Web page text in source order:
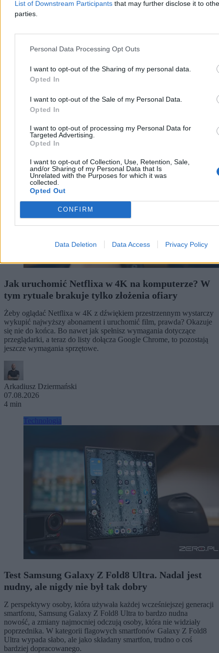
List of Downstream Participants that may further disclose it to
parties.
Personal Data Processing Opt Outs
I want to opt-out of the Sharing of my personal data.
Opted In
I want to opt-out of the Sale of my Personal Data.
Opted In
I want to opt-out of processing my Personal Data for
Targeted Advertising.
Opted In
I want to opt-out of Collection, Use, Retention, Sale,
and/or Sharing of my Personal Data that Is
Unrelated with the Purposes for which it was
collected.
Opted Out
CONFIRM
Data Deletion Data Access Privacy Policy
Technologia
Jak uruchomić Netflixa w 4K na komputerze? W
tym rytuale brakuje tylko złożenia ofiary
Żeby oglądać Netflixa w 4K z dźwiękiem przestrzennym wystarczy
wykupić najwyższy abonament i uruchomić film, prawda? Okazuje
się nie do końca. Bo nawet jak spełnisz wymagania dotyczące
przeglądarki, a teraz do listy dołącza Google Chrome, to pozostają
jeszcze wymagania sprzętowe.
Arkadiusz Dziermański
07.08.2026
4 min
Technologia
Test Samsung Galaxy Z Fold8 Ultra. Nadal jest
nudny, ale nigdy nie był tak dobry
Z perspektywy osoby, która używała każdej wcześniejszej generacji
smartfonu, Samsung Galaxy Z Fold8 Ultra to bardzo nudna
nowość, a zmiany najmocniej odczują osoby, która nie widziały
poprzednika. W kategorii flagowych smartfonów Galaxy Z Fold8
Ultra wypada słabo, ale jako składany smartfon, trudno o coś
bardziej dopracowanego.